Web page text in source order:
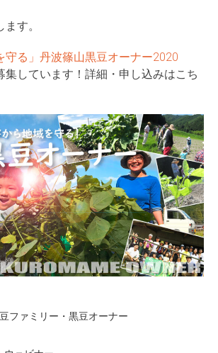
す。
守る」丹波篠山黒豆オーナー2020
集しています！詳細・申し込みはこち
ファミリー・黒豆オーナー